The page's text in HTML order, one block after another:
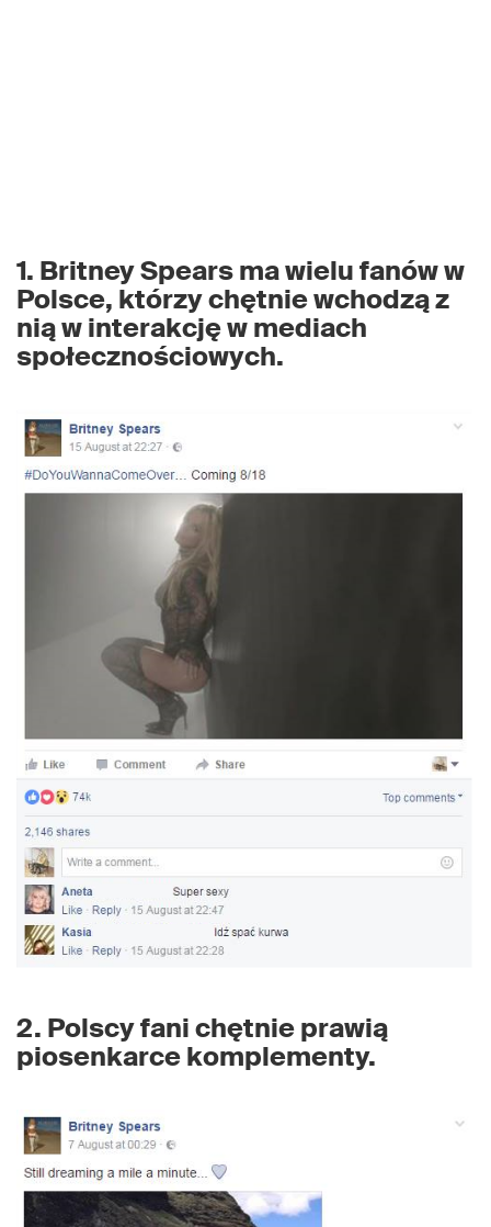
1. Britney Spears ma wielu fanów w
Polsce, którzy chętnie wchodzą z
nią w interakcję w mediach
społecznościowych.
2. Polscy fani chętnie prawią
piosenkarce komplementy.